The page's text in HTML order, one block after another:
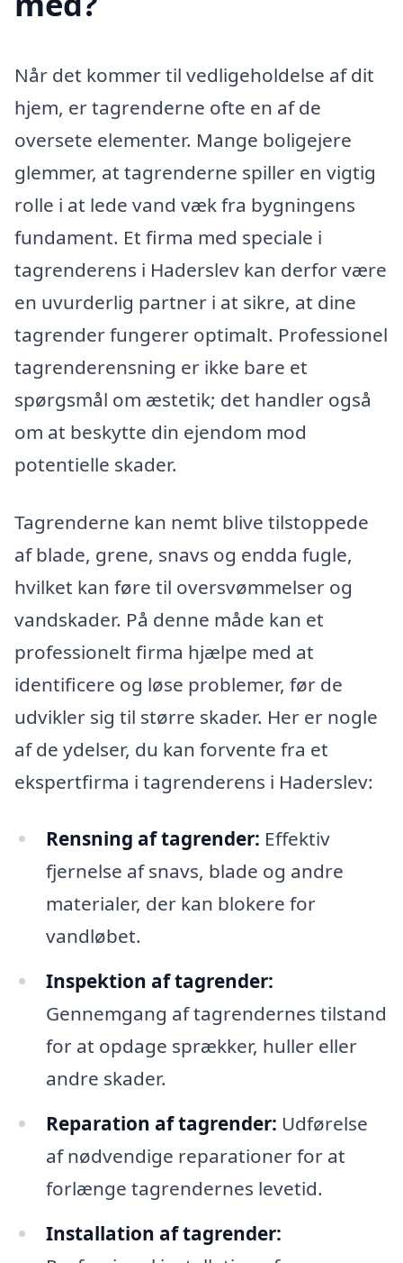
Når det kommer til vedligeholdelse af dit
hjem, er tagrenderne ofte en af de
oversete elementer. Mange boligejere
glemmer, at tagrenderne spiller en vigtig
rolle i at lede vand væk fra bygningens
fundament. Et firma med speciale i
tagrenderens i Haderslev kan derfor være
en uvurderlig partner i at sikre, at dine
tagrender fungerer optimalt. Professionel
tagrenderensning er ikke bare et
spørgsmål om æstetik; det handler også
om at beskytte din ejendom mod
potentielle skader.
Tagrenderne kan nemt blive tilstoppede
af blade, grene, snavs og endda fugle,
hvilket kan føre til oversvømmelser og
vandskader. På denne måde kan et
professionelt firma hjælpe med at
identificere og løse problemer, før de
udvikler sig til større skader. Her er nogle
af de ydelser, du kan forvente fra et
ekspertfirma i tagrenderens i Haderslev:
Rensning af tagrender: Effektiv
fjernelse af snavs, blade og andre
materialer, der kan blokere for
vandløbet.
Inspektion af tagrender:
Gennemgang af tagrendernes tilstand
for at opdage sprækker, huller eller
andre skader.
Reparation af tagrender: Udførelse
af nødvendige reparationer for at
forlænge tagrendernes levetid.
Installation af tagrender: